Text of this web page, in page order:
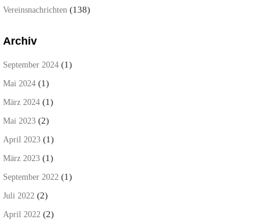
Vereinsnachrichten (138)
Archiv
September 2024 (1)
Mai 2024 (1)
März 2024 (1)
Mai 2023 (2)
April 2023 (1)
März 2023 (1)
September 2022 (1)
Juli 2022 (2)
April 2022 (2)